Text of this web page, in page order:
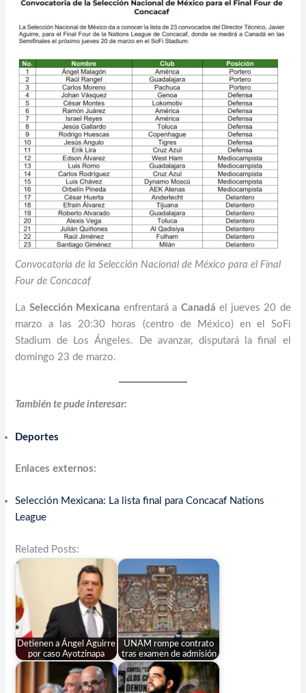
Convocatoria de la Selección Nacional de México para el Final
Four de Concacaf
La Selección Mexicana enfrentará a Canadá el jueves 20 de
marzo a las 20:30 horas (centro de México) en el SoFi
Stadium de Los Ángeles. De avanzar, disputará la final el
domingo 23 de marzo.
También te pude interesar:
Deportes
Enlaces externos:
Selección Mexicana: La lista final para Concacaf Nations
League
Related Posts:
Detienen a Ángel Aguirre
por caso Ayotzinapa
UNAM rompe contrato
tras examen de admisión